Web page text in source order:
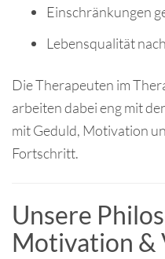
Einschränkungen
Lebensqualität
Die Therapeuten im
arbeiten dabei eng mit
mit Geduld, Motivation
Fortschritt.
Unsere
Motivation &